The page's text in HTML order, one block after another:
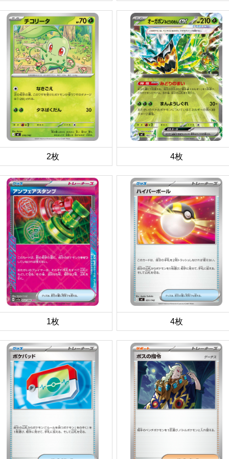
2枚 4枚
1枚 4枚